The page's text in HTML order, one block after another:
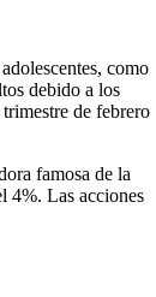
como
debido a los
de febrero
famosa de la
4%. Las acciones